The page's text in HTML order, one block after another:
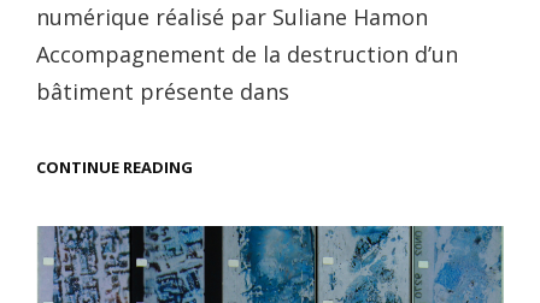
numérique réalisé par Suliane Hamon
Accompagnement de la destruction d’un
bâtiment présente dans
CONTINUE READING
TRIPODE